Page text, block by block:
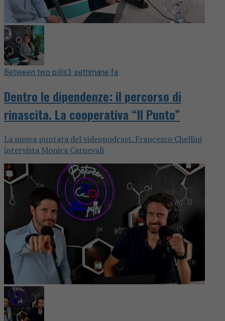
Between two pills3 settimane fa
Dentro le dipendenze: il percorso di
rinascita. La cooperativa “Il Punto”
La nuova puntata del videopodcast. Francesco Chellini
intervista Monica Carnevali